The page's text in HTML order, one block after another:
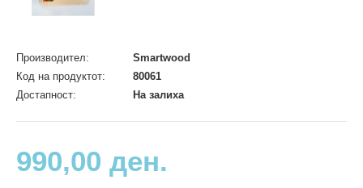
Производител:
Smartwood
Код на продуктот:
80061
Достапност:
На залиха
990,00 ден.